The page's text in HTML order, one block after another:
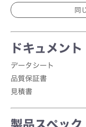
ドキュメント
データシート
品質保証書
見積書
製品スペック